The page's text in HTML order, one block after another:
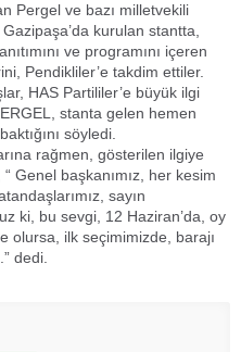
Pergel ve bazı milletvekili
kurulan stantta,
ve programını içeren
Pendikliler’e takdim ettiler.
HAS Partililer’e büyük ilgi
stanta gelen hemen
söyledi.
rağmen, gösterilen ilgiye
Genel başkanımız, her kesim
sayın
ki, bu sevgi, 12 Haziran’da, oy
olursa, ilk seçimimizde, barajı
dedi.